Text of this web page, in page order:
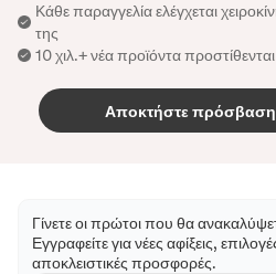
Κάθε παραγγελία ελέγχεται
της
10 χιλ.+ νέα προϊόντα
Αποκτήστε πρόσβαση
Γίνετε οι πρώτοι που θα
Εγγραφείτε για νέες αφίξεις,
αποκλειστικές προσφορές.